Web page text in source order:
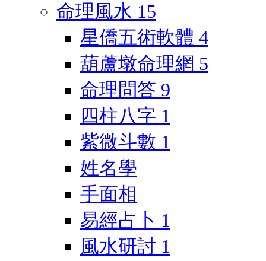
命理風水 15
星僑五術軟體 4
葫蘆墩命理網 5
命理問答 9
四柱八字 1
紫微斗數 1
姓名學
手面相
易經占卜 1
風水研討 1